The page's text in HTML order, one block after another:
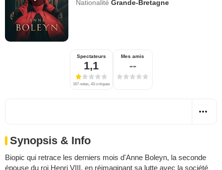
Nationalité Grande-Bretagne
Spectateurs
1,1
167 notes, 43 critiques
Mes amis
--
Synopsis & Info
Biopic qui retrace les derniers mois d'Anne Boleyn, la seconde
épouse du roi Henri VIII, en réimaginant sa lutte avec la société